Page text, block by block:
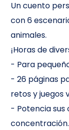
Un cuento
con 6
animales.
¡Horas de
- Para
-26 páginas
retos y juegos
- Potencia
concentración.